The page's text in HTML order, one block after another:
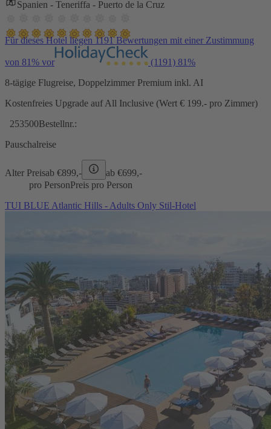
Spanien - Teneriffa - Puerto de la Cruz
Für dieses Hotel liegen 1191 Bewertungen mit einer Zustimmung
von 81% vor (1191) 81%
8-tägige Flugreise, Doppelzimmer Premium inkl. AI
Kostenfreies Upgrade auf All Inclusive (Wert € 199.- pro Zimmer)
253500Bestellnr.:
Pauschalreise
Alter Preisab €899,- ab €699,-
pro PersonPreis pro Person
TUI BLUE Atlantic Hills - Adults Only Stil-Hotel